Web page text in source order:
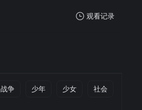
观看记录
战争 少年 少女 社会